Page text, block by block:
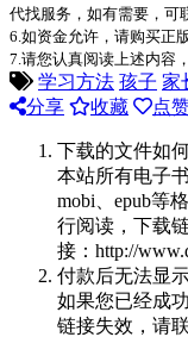
代找服务，如有需要，可
6.如资金允许，请购买正
7.请您认真阅读上述内容
学习方法 孩子 家
分享
收藏 点
下载的文件如
本站所有电子
mobi、epub等
行阅读，下载
接：http://
付款后无法显
如果您已经成
链接失效，请